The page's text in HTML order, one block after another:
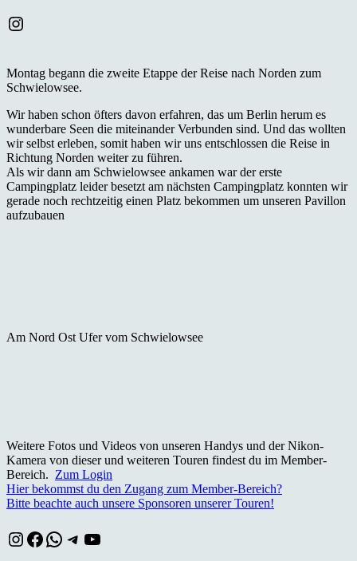
Instagram
Montag begann die zweite Etappe der Reise nach Norden zum
Schwielowsee.
Wir haben schon öfters davon erfahren, das um Berlin herum es
wunderbare Seen die miteinander Verbunden sind. Und das wollten
wir selbst erleben, somit haben wir uns entschlossen die Reise in
Richtung Norden weiter zu führen.
Als wir dann am Schwielowsee ankamen war der erste
Campingplatz leider besetzt am nächsten Campingplatz konnten wir
gerade noch rechtzeitig einen Platz bekommen um unseren Pavillon
aufzubauen
Am Nord Ost Ufer vom Schwielowsee
Weitere Fotos und Videos von unseren Handys und der Nikon-
Kamera von dieser und weiteren Touren findest du im Member-
Bereich. Zum Login
Hier bekommst du den Zugang zum Member-Bereich?
Bitte beachte auch unsere Sponsoren unserer Touren!
Instagram
Facebook
WhatsApp
Telegram
YouTube